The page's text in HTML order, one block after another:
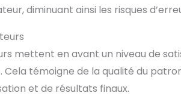
diminuant ainsi les risques
mettent en avant un niveau de
Cela témoigne de la qualité du
et de résultats finaux.